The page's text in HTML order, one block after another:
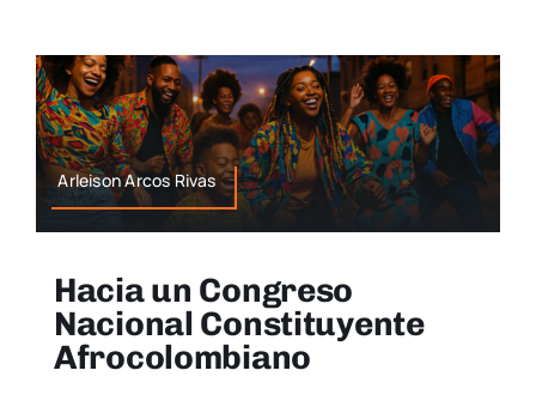
Arleison Arcos Rivas
Hacia un Congreso
Nacional Constituyente
Afrocolombiano